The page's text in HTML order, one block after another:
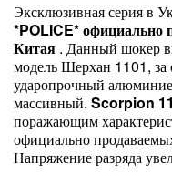
Эксклюзивная серия в
*POLICE*официально
Китая . Данный шокер
модель Шерхан 1101, за
ударопрочный
массивный. Scorpion
поражающим
официально
Напряжение разряда